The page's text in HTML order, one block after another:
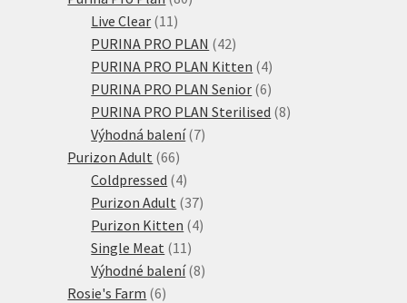
Live Clear 11 11
produktů
PURINA PRO PLAN 4242
produktů
PURINA PRO PLAN Kitten 44
produkty
PURINA PRO PLAN Senior 66
produktů
PURINA PRO PLAN Sterilised 88
Výhodná balení 77
Purizon Adult 6666
produktů
Coldpressed 44
produkty
Purizon Adult 3737
produktů
Purizon Kitten 44
Single Meat 11 11
produktů
Výhodné balení 88
Rosie's Farm 66